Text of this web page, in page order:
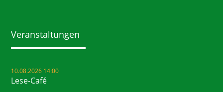
Veranstaltungen
10.08.2026 14:00
Lese-Café